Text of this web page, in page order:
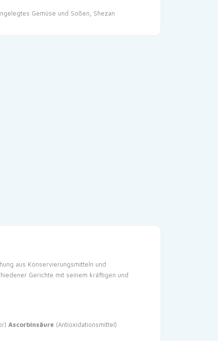
Gemüse und Soßen Shezan
aus Konservierungsmitteln und
Gerichte mit seinem kräftigen und
Ascorbinsäure (Antioxidationsmittel)